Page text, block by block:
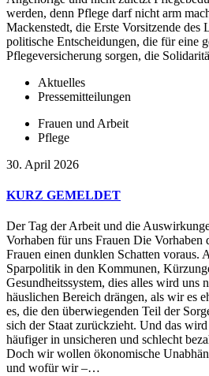
werden, denn Pflege darf nicht arm
Mackenstedt, die Erste Vorsitzende
politische Entscheidungen, die für eine
Pflegeversicherung sorgen, die
Aktuelles
Pressemitteilungen
Frauen und Arbeit
Pflege
30. April 2026
KURZ GEMELDET
Der Tag der Arbeit und die
Vorhaben für uns Frauen Die
Frauen einen dunklen Schatten voraus.
Sparpolitik in den Kommunen,
Gesundheitssystem, dies alles wird uns
häuslichen Bereich drängen, als wir es
es, die den überwiegenden Teil der
sich der Staat zurückzieht. Und das
häufiger in unsicheren und schlecht
Doch wir wollen ökonomische
und wofür wir –…